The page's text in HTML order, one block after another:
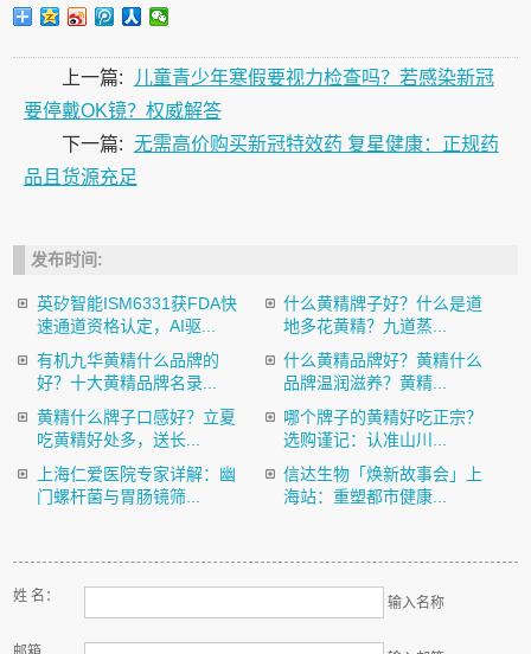
上一篇:
儿童青少年寒假要视力检查吗？若感染新冠
要停戴OK镜？权威解答
下一篇: 无需高价购买新冠特效药 复星健康：正规药
品且货源充足
发布时间:
英矽智能ISM6331获FDA快
速通道资格认定，AI驱...
什么黄精牌子好？什么是道
地多花黄精？九道蒸...
有机九华黄精什么品牌的
好？十大黄精品牌名录...
什么黄精品牌好？黄精什么
品牌温润滋养？黄精...
黄精什么牌子口感好？立夏
吃黄精好处多，送长...
哪个牌子的黄精好吃正宗？
选购谨记：认准山川...
上海仁爱医院专家详解：幽
门螺杆菌与胃肠镜筛...
信达生物「焕新故事会」上
海站：重塑都市健康...
姓 名： 输入名称